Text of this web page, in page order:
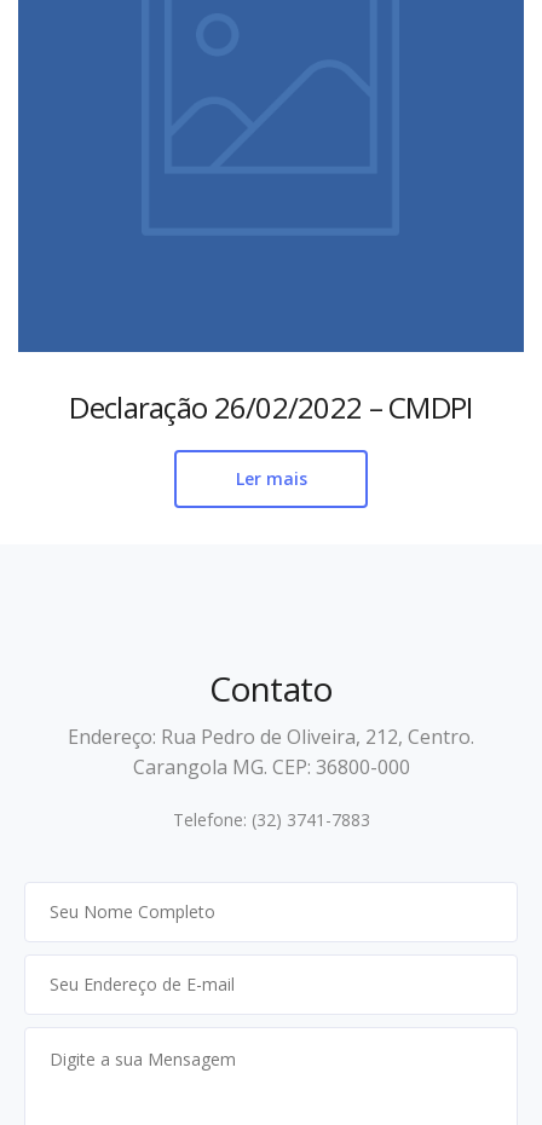
Declaração 26/02/2022 – CMDPI
Ler mais
Contato
Endereço: Rua Pedro de Oliveira, 212, Centro.
Carangola MG. CEP: 36800-000
Telefone: (32) 3741-7883